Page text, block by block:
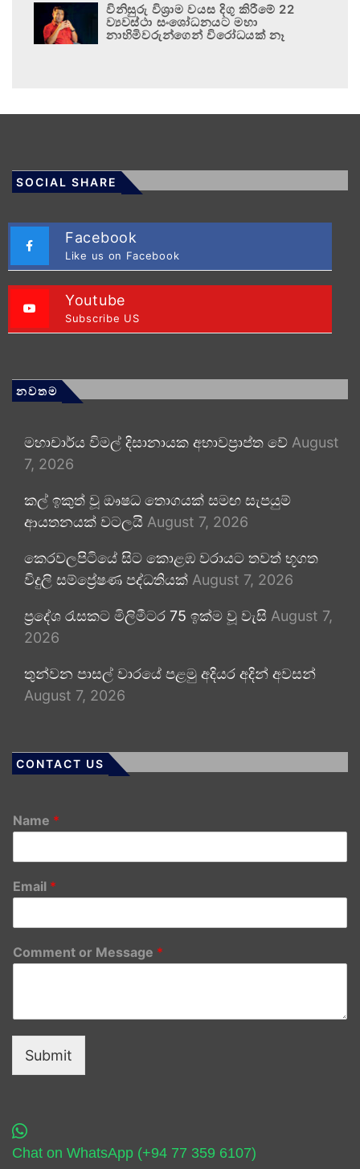
විනිසුරු විශ්‍රාම වයස දිගු කිරීමේ 22
ව්‍යවස්ථා සංශෝධනයට මහා
නාහිමිවරුන්ගෙන් විරෝධයක් නෑ
SOCIAL SHARE
Facebook
Like us on Facebook
Youtube
Subscribe US
නවතම
මහාචාර්ය විමල් දිසානායක අභාවප්‍රාප්ත වේ August
7, 2026
කල් ඉකුත් වූ ඖෂධ තොගයක් සමඟ සැපයුම්
ආයතනයක් වටලයි August 7, 2026
කෙරවලපිටියේ සිට කොළඹ වරායට තවත් භූගත
විදුලි සම්ප්‍රේෂණ පද්ධතියක් August 7, 2026
ප්‍රදේශ රැසකට මිලිමීටර 75 ඉක්ම වූ වැසි August 7,
2026
තුන්වන පාසල් වාරයේ පළමු අදියර අදින් අවසන්
August 7, 2026
CONTACT US
Name *
Email *
Comment or Message *
Submit
Chat on WhatsApp (+94 77 359 6107)